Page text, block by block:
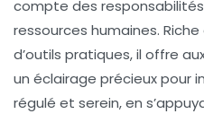
compte des
ressources humaines.
d’outils pratiques, il offre
un éclairage précieux pour
régulé et serein, en